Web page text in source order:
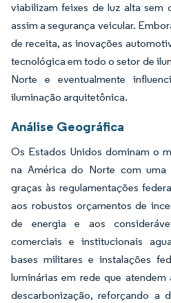
viabilizam feixes de luz alta sem
assim a segurança veicular.
de receita, as inovações
tecnológica em todo o setor de
Norte e eventualmente
iluminação arquitetônica.
Análise Geográfica
Os Estados Unidos dominam o
na América do Norte com uma
graças às regulamentações
aos robustos orçamentos de
de energia e aos
comerciais e institucionais
bases militares e instalações
luminárias em rede que atendem
descarbonização, reforçando a